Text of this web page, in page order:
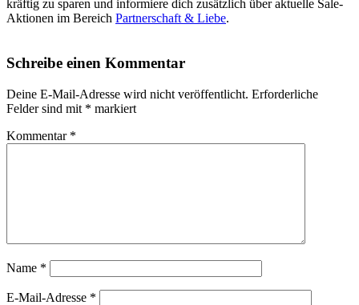
kräftig zu sparen und informiere dich zusätzlich über aktuelle Sale-
Aktionen im Bereich Partnerschaft & Liebe.
Schreibe einen Kommentar
Deine E-Mail-Adresse wird nicht veröffentlicht. Erforderliche
Felder sind mit * markiert
Kommentar *
Name *
E-Mail-Adresse *